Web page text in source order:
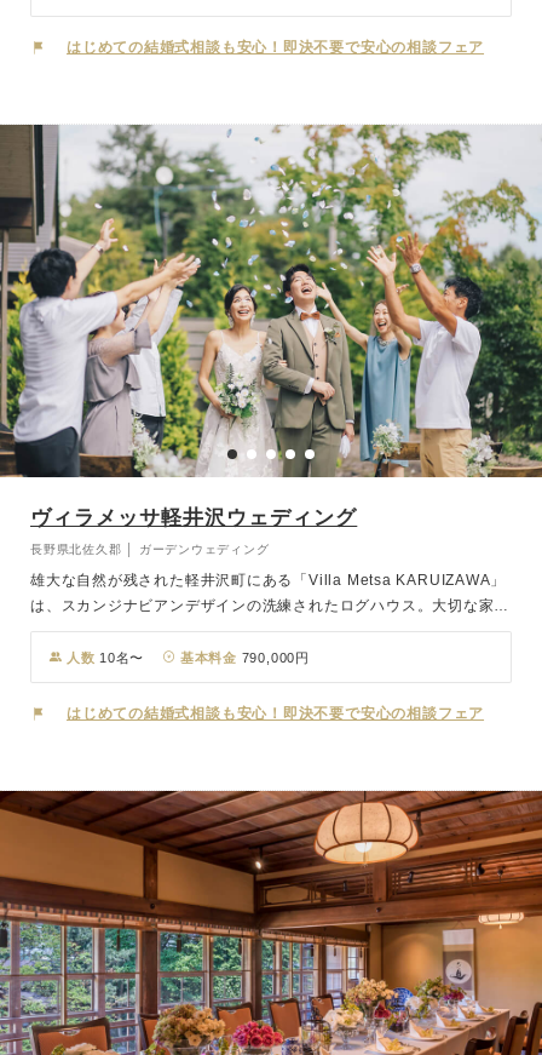
も可能ですので、全国どこにお住まいでも安心して当日をお迎えいた
だけます。
はじめての結婚式相談も安心！即決不要で安心の相談フェア
ヴィラメッサ軽井沢ウェディング
長野県北佐久郡 │ ガーデンウェディング
雄大な自然が残された軽井沢町にある「Villa Metsa KARUIZAWA」
は、スカンジナビアンデザインの洗練されたログハウス。大切な家族
や仲間と、まるで自分たちの別荘に来たかのような時間をお過ごしい
ただけます。そんな豊かな森、澄んだ空気の中執り行うのは、ヴィラ
を3棟貸し切って挙げる唯一無二の結婚式！3棟ある内の1棟で心地よ
い風と光輝く太陽に包まれたガーデンウェディングを、残る2棟はご
人数 10名〜 基本料金 790,000円
はじめての結婚式相談も安心！即決不要で安心の相談フェア